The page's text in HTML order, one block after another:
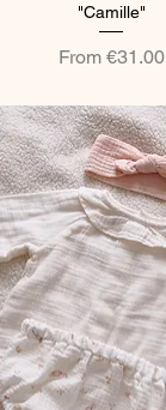
"Camille"
From €31.00
Sale Price